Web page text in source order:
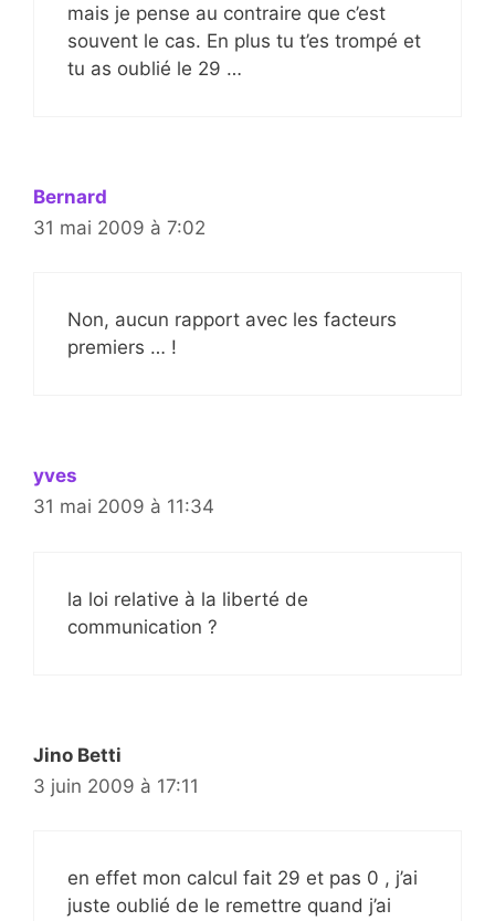
mais je pense au contraire que c’est
souvent le cas. En plus tu t’es trompé et
tu as oublié le 29 …
Bernard
31 mai 2009 à 7:02
Non, aucun rapport avec les facteurs
premiers … !
yves
31 mai 2009 à 11:34
la loi relative à la liberté de
communication ?
Jino Betti
3 juin 2009 à 17:11
en effet mon calcul fait 29 et pas 0 , j’ai
juste oublié de le remettre quand j’ai